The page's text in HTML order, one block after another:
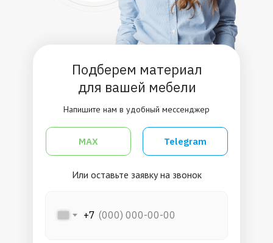
Подберем материал
для вашей мебели
Напишите нам в удобный мессенджер
Telegram
Или оставьте заявку на звонок
MAX
+7